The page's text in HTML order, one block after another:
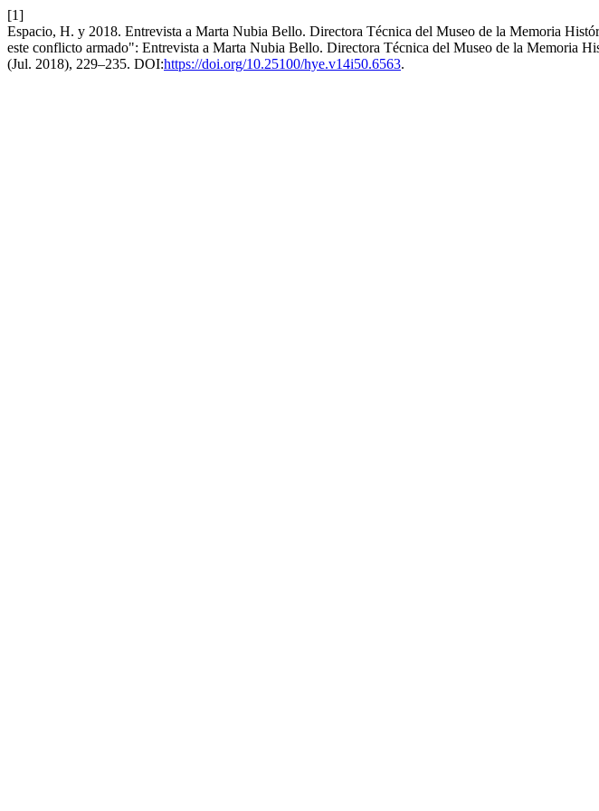
[1]
Espacio, H. y 2018. Entrevista a Marta Nubia Bello. Directora Técnica del Museo de la Memoria
este conflicto armado": Entrevista a Marta Nubia Bello. Directora Técnica del Museo de la Memoria
(Jul. 2018), 229–235. DOI:https://doi.org/10.25100/hye.v14i50.6563.